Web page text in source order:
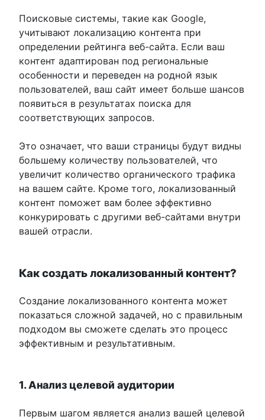
Поисковые системы, такие как Google,
учитывают локализацию контента при
определении рейтинга веб-сайта. Если ваш
контент адаптирован под региональные
особенности и переведен на родной язык
пользователей, ваш сайт имеет больше шансов
появиться в результатах поиска для
соответствующих запросов.
Это означает, что ваши страницы будут видны
большему количеству пользователей, что
увеличит количество органического трафика
на вашем сайте. Кроме того, локализованный
контент поможет вам более эффективно
конкурировать с другими веб-сайтами внутри
вашей отрасли.
Как создать локализованный контент?
Создание локализованного контента может
показаться сложной задачей, но с правильным
подходом вы сможете сделать это процесс
эффективным и результативным.
1. Анализ целевой аудитории
Первым шагом является анализ вашей целевой